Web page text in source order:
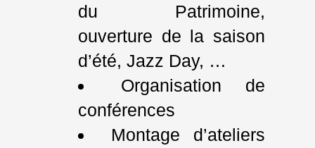
du Patrimoine,
ouverture de la saison
d’été, Jazz Day, …
Organisation de
conférences
Montage d’ateliers